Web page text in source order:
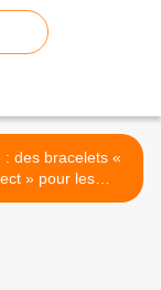
: des bracelets «
» pour les
afin « d’inviter »